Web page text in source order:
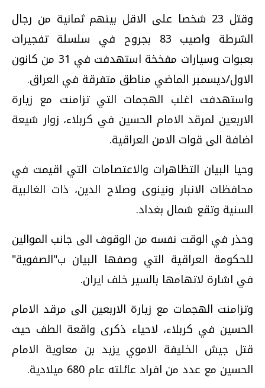
وقتل 23 شخصا على الاقل بينهم ثمانية من رجال
الشرطة واصيب 83 بجروح في سلسلة تفجيرات
بعبوات وسيارات مفخخة استهدفت في 31 من كانون
الاول/ديسمبر الماضي مناطق متفرقة في العراق.
واستهدفت اغلب الهجمات التي تزامنت مع زيارة
الاربعين لمرقد الامام الحسين في كربلاء، زوار شيعة
اضافة الى قوات الامن العراقية.
وحيا البيان التظاهرات والاعتصامات التي اقيمت في
محافظات الانبار ونينوى وصلاح الدين، ذات الغالبية
السنية وتقع شمال بغداد.
وحذر في الوقت نفسه من الوقوف الى جانب الموالين
للحكومة العراقية التي وصفها البيان ب"الصفوية"
في اشارة لاتهامها بالسير خلف ايران.
وتزامنت الهجمات مع زيارة الاربعين الى مرقد الامام
الحسين في كربلاء، لاحياء ذكرى واقعة الطف حيث
قتل جيش الخليفة الاموي يزيد بن معاوية الامام
الحسين مع عدد من افراد عائلته عام 680 ميلادية.